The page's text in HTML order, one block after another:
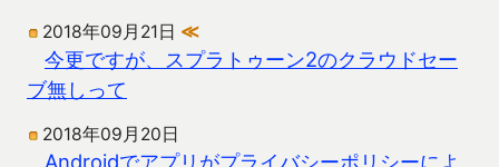
2018年09月21日 ≪
今更ですが、スプラトゥーン2のクラウドセー
ブ無しって
2018年09月20日
Androidでアプリがプライバシーポリシーによ